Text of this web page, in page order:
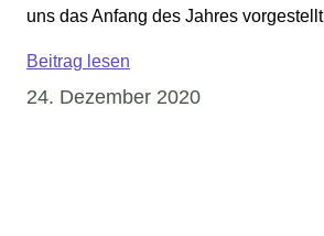
uns das Anfang des Jahres vorgestellt
Beitrag lesen
24. Dezember 2020